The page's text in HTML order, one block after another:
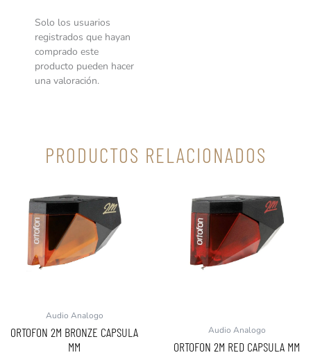
Solo los usuarios
registrados que hayan
comprado este
producto pueden hacer
una valoración.
PRODUCTOS RELACIONADOS
Audio Analogo
ORTOFON 2M BRONZE CAPSULA
MM
Audio Analogo
ORTOFON 2M RED CAPSULA MM